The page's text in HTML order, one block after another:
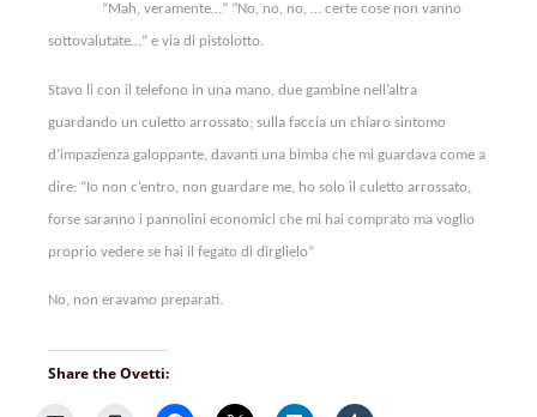
“Mah, veramente…” “No, no, no, … certe cose non vanno
sottovalutate…” e via di pistolotto.
Stavo li con il telefono in una mano, due gambine nell’altra
guardando un culetto arrossato; sulla faccia un chiaro sintomo
d’impazienza galoppante, davanti una bimba che mi guardava come a
dire: “Io non c’entro, non guardare me, ho solo il culetto arrossato,
forse saranno i pannolini economici che mi hai comprato ma voglio
proprio vedere se hai il fegato di dirglielo”
No, non eravamo preparati.
Share the Ovetti: